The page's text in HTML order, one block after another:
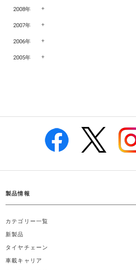
2008年
2007年
2006年
2005年
製品情報
カテゴリー一覧
新製品
タイヤチェーン
車載キャリア